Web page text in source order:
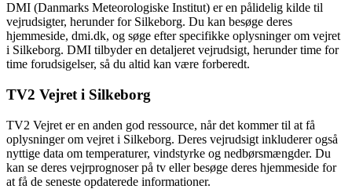
DMI (Danmarks Meteorologiske Institut) er en pålidelig kilde til
vejrudsigter, herunder for Silkeborg. Du kan besøge deres
hjemmeside, dmi.dk, og søge efter specifikke oplysninger om vejret
i Silkeborg. DMI tilbyder en detaljeret vejrudsigt, herunder time for
time forudsigelser, så du altid kan være forberedt.
TV2 Vejret i Silkeborg
TV2 Vejret er en anden god ressource, når det kommer til at få
oplysninger om vejret i Silkeborg. Deres vejrudsigt inkluderer også
nyttige data om temperaturer, vindstyrke og nedbørsmængder. Du
kan se deres vejrprognoser på tv eller besøge deres hjemmeside for
at få de seneste opdaterede informationer.